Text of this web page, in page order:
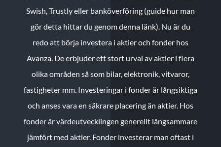
Swish, Trustly eller banköverföring (guide hur man
gör detta hittar du genom denna länk). Nu är du
redo att börja investera i aktier och fonder hos
Avanza. De erbjuder ett stort urval av aktier i flera
olika områden så som bilar, elektronik, vitvaror,
fastigheter mm. Investeringar i fonder är långsiktiga
och anses vara en säkrare placering än aktier. Hos
fonder är värdeutvecklingen generellt långsammare
jämfört med aktier. Fonder investerar man oftast i